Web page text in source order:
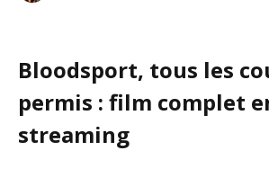
Bloodsport, tous les
permis : film complet
streaming